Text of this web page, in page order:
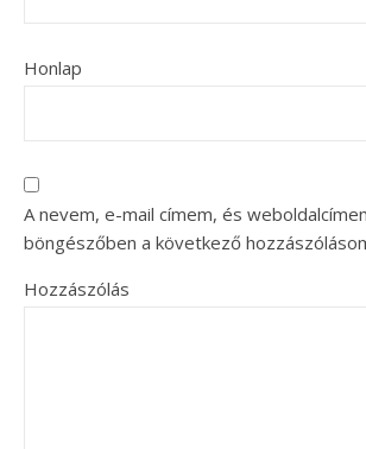
Honlap
A nevem, e-mail címem, és
böngészőben a következő
Hozzászólás